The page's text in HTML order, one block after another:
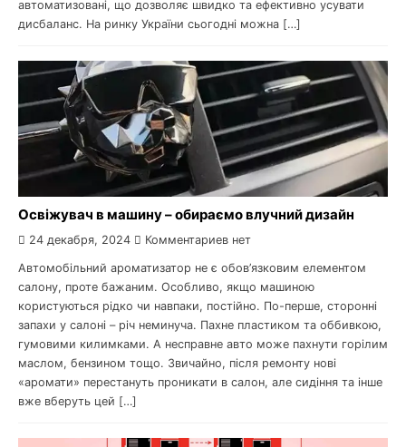
автоматизовані, що дозволяє швидко та ефективно усувати
дисбаланс. На ринку України сьогодні можна […]
Освіжувач в машину – обираємо влучний дизайн
24 декабря, 2024 Комментариев нет
Автомобільний ароматизатор не є обов’язковим елементом
салону, проте бажаним. Особливо, якщо машиною
користуються рідко чи навпаки, постійно. По-перше, сторонні
запахи у салоні – річ неминуча. Пахне пластиком та оббивкою,
гумовими килимками. А несправне авто може пахнути горілим
маслом, бензином тощо. Звичайно, після ремонту нові
«аромати» перестануть проникати в салон, але сидіння та інше
вже вберуть цей […]